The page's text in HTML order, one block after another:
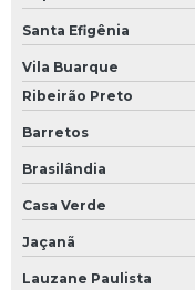
Treinamento de brigada
Treinamento nr para
Santa Efigênia
Vila Buarque
Ribeirão Preto
Barretos
Brasilândia
Casa Verde
Jaçanã
Lauzane Paulista